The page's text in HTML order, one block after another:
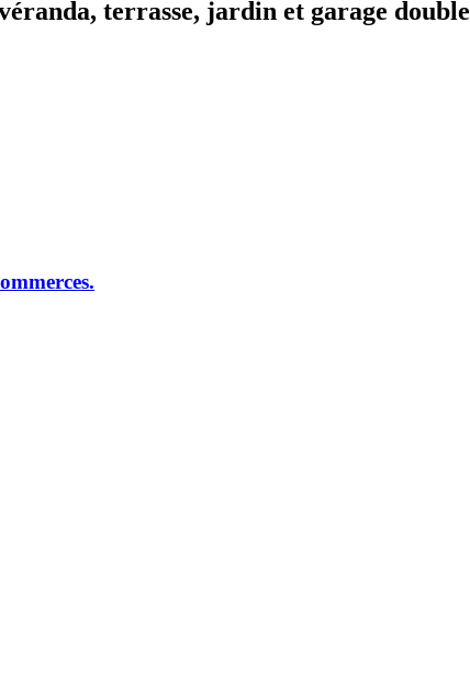
terrasse, jardin et garage double